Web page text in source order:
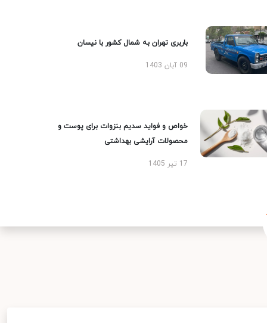
باربری تهران به شمال کشور با نیسان
09 آبان 1403
خواص و فواید سدیم بنزوات برای پوست و
محصولات آرایشی بهداشتی
17 تیر 1405